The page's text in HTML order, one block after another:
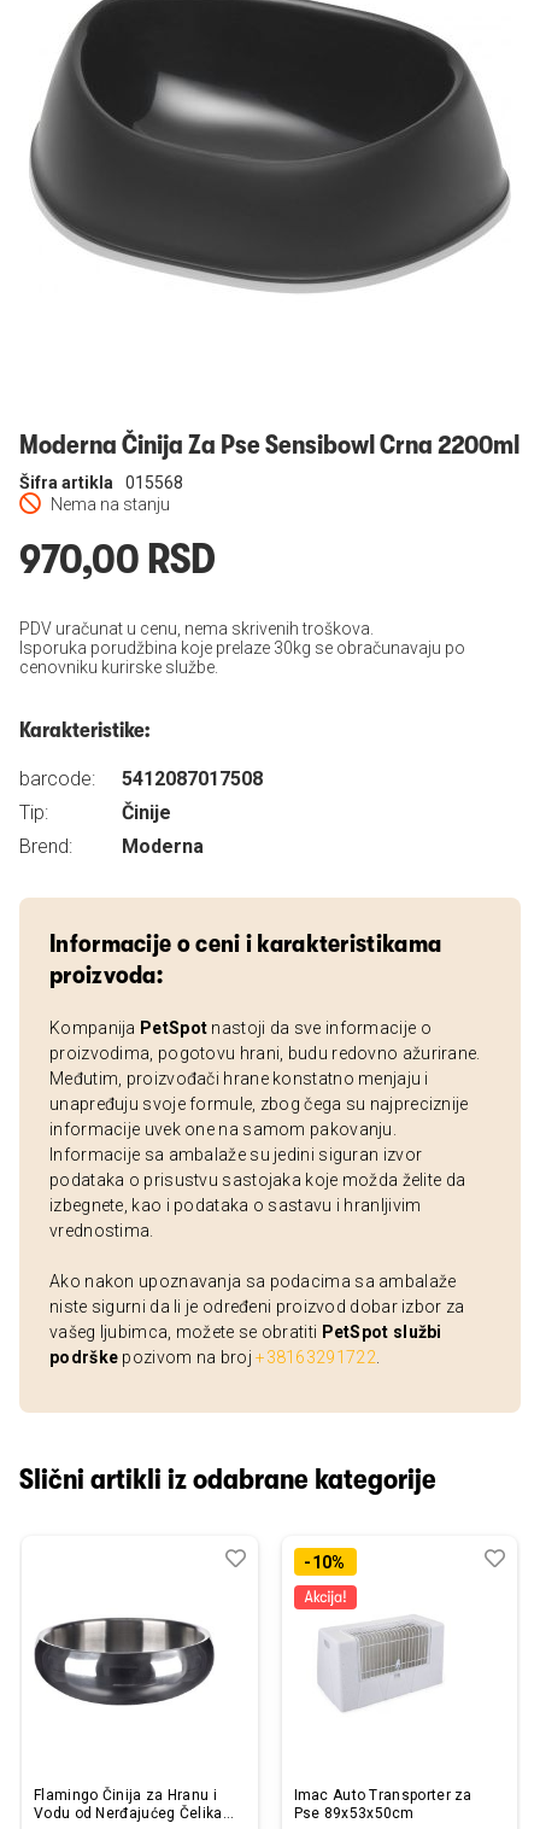
Prijavi se
Moderna Činija Za Pse Sensibowl Crna 2200ml
Nema na stanju
Šifra artikla 015568
970,00 RSD
PDV uračunat u cenu, nema skrivenih troškova.
Isporuka porudžbina koje prelaze 30kg se obračunavaju po
cenovniku kurirske službe.
Karakteristike:
barcode:
5412087017508
Tip:
Činije
Brend:
Moderna
Informacije o ceni i karakteristikama
proizvoda:
Kompanija PetSpot nastoji da sve informacije o
proizvodima, pogotovu hrani, budu redovno ažurirane.
Međutim, proizvođači hrane konstatno menjaju i
unapređuju svoje formule, zbog čega su najpreciznije
informacije uvek one na samom pakovanju.
Informacije sa ambalaže su jedini siguran izvor
podataka o prisustvu sastojaka koje možda želite da
izbegnete, kao i podataka o sastavu i hranljivim
vrednostima.
Ako nakon upoznavanja sa podacima sa ambalaže
niste sigurni da li je određeni proizvod dobar izbor za
vašeg ljubimca, možete se obratiti PetSpot službi
podrške pozivom na broj+38163291722
Slični artikli iz odabrane kategorije
Flamingo Činija za Hranu i
Vodu od Nerđajućeg Čelika
Dodaj
Uporedi-10%
Imac Auto Transporter za
Pse 89x53x50cm